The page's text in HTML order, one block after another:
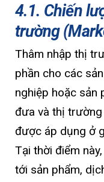
4.1. Chiến
trường
Thâm nhập thị
phần cho các
nghiệp hoặc sản
đưa và thị
được áp dụng ở
Tại thời điểm
tới sản phẩm,